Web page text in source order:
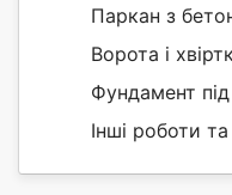
Паркан з
Ворота і
Фундамент
Інші роботи